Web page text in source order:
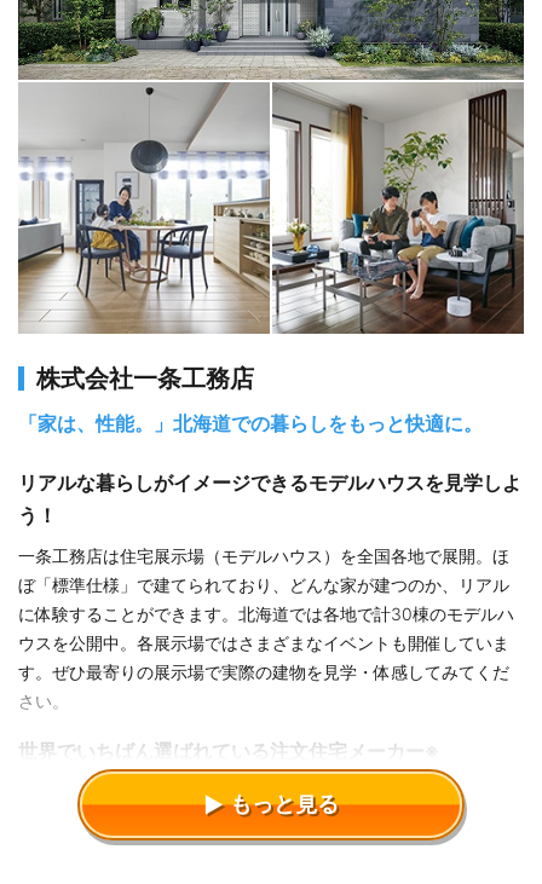
株式会社一条工務店
「家は、性能。」北海道での暮らしをもっと快適に。
リアルな暮らしがイメージできるモデルハウスを見学しよ
う！
一条工務店は住宅展示場（モデルハウス）を全国各地で展開。ほ
ぼ「標準仕様」で建てられており、どんな家が建つのか、リアル
に体験することができます。北海道では各地で計30棟のモデルハ
ウスを公開中。各展示場ではさまざまなイベントも開催していま
す。ぜひ最寄りの展示場で実際の建物を見学・体感してみてくだ
さい。
世界でいちばん選ばれている注文住宅メーカー※
理想とする住まいを、納得価格で多くの方に提供していくことも
「家は、性能。」を掲げる上での大切なテーマとしてきた一条工
務店。その想いで続けてきた住まいづくりが多くのオーナーに支
もっと見る